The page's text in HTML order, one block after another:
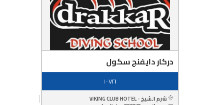
دركار دايفنج سكول
١٠٠٧٢١
شرم الشيخ - VIKING CLUB HOTEL